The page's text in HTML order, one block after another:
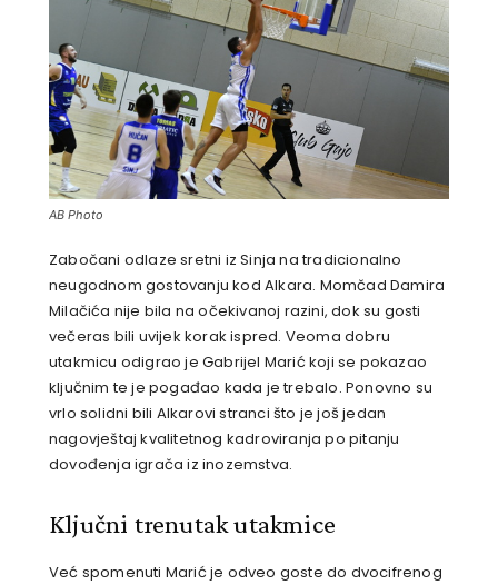
AB Photo
Zabočani odlaze sretni iz Sinja na tradicionalno
neugodnom gostovanju kod Alkara. Momčad Damira
Milačića nije bila na očekivanoj razini, dok su gosti
večeras bili uvijek korak ispred. Veoma dobru
utakmicu odigrao je Gabrijel Marić koji se pokazao
ključnim te je pogađao kada je trebalo. Ponovno su
vrlo solidni bili Alkarovi stranci što je još jedan
nagovještaj kvalitetnog kadroviranja po pitanju
dovođenja igrača iz inozemstva.
Ključni trenutak utakmice
Već spomenuti Marić je odveo goste do dvocifrenog